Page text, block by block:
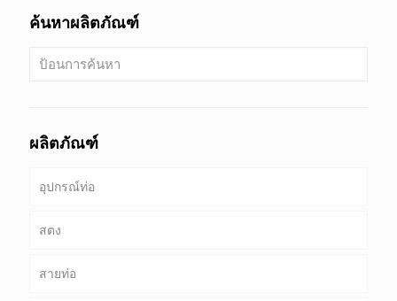
ค้นหาผลิตภัณฑ์
ผลิตภัณฑ์
อุปกรณ์ท่อ
สตง
ท่อ & เคส
สายท่อ